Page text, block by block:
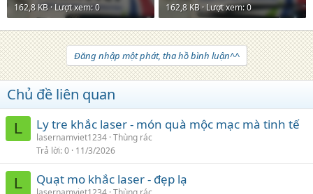
162,8 KB · Lượt xem: 0
162,8 KB · Lượt xem: 0
Đăng nhập một phát, tha hồ bình luận^^
Chủ đề liên quan
L Ly tre khắc laser - món quà mộc mạc mà tinh tế
lasernamviet1234 Thùng rác
Trả lời 0 11/3/2026
L Quạt mo khắc laser - đẹp lạ